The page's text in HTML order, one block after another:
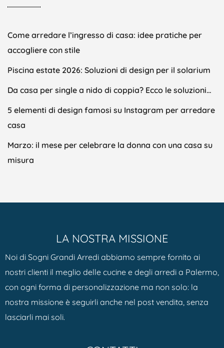
Come arredare l’ingresso di casa: idee pratiche per
accogliere con stile
Piscina estate 2026: Soluzioni di design per il solarium
Da casa per single a nido di coppia? Ecco le soluzioni…
5 elementi di design famosi su Instagram per arredare
casa
Marzo: il mese per celebrare la donna con una casa su
misura
LA NOSTRA MISSIONE
Noi di Sogni Grandi Arredi abbiamo sempre fornito ai
nostri clienti il meglio delle cucine e degli arredi a Palermo,
con ogni forma di personalizzazione ma non solo: la
nostra missione è seguirli anche nel post vendita, senza
lasciarli mai soli.